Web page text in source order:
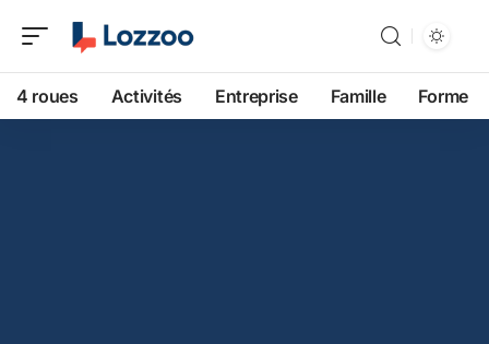
4 roues Activités Entreprise Famille Forme